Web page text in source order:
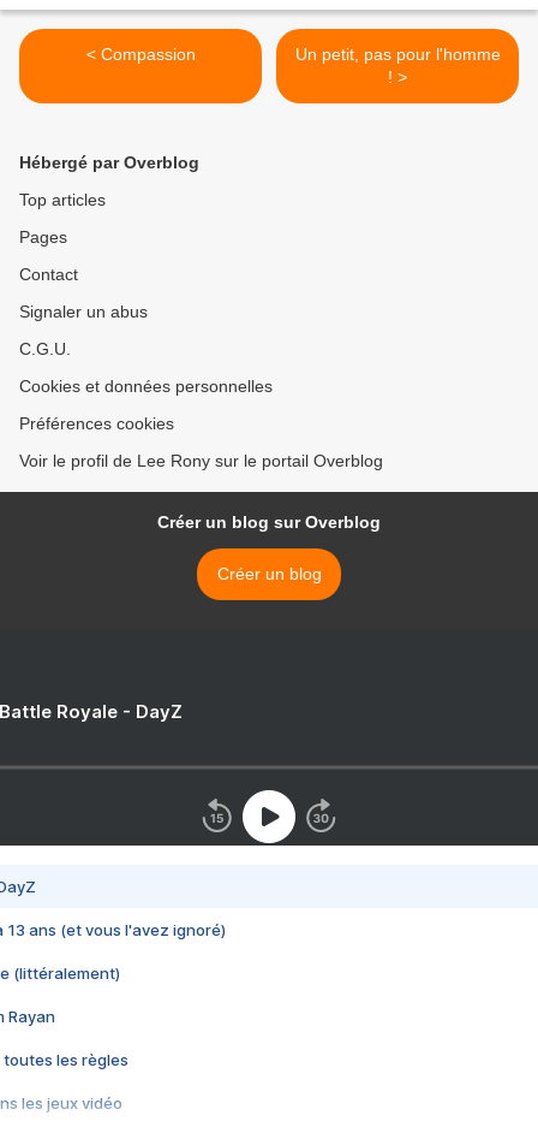
< Compassion
Un petit, pas pour l'homme
! >
Hébergé par Overblog
Top articles
Pages
Contact
Signaler un abus
C.G.U.
Cookies et données personnelles
Préférences cookies
Voir le profil de Lee Rony sur le portail Overblog
Créer un blog sur Overblog
Créer un blog
Royale - DayZ
13 ans (et vous l'avez ignoré)
(littéralement)
Rayan
toutes les règles
les jeux vidéo